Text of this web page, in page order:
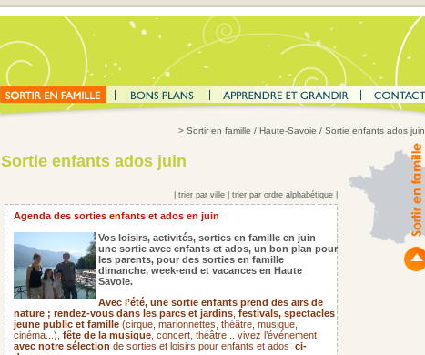
> Sortir en famille / Haute-Savoie / Sortie enfants ados juin
Sortie enfants ados juin
trier par ville trier par ordre alphabétique
Agenda des sorties enfants et ados en juin
Vos loisirs, activités, sorties en famille en juin
une sortie avec enfants et ados, un bon plan pour
les parents, pour des sorties en famille
dimanche, week-end et vacances en Haute
Savoie.
Avec l’été, une sortie enfants prend des airs de
nature ; rendez-vous dans les parcs et jardins festivals, spectacles
jeune public et famille (cirque, marionnettes, théâtre, musique,
cinéma...), fête de la musique , concert, théâtre... vivez l’événement
avec notre sélection de sorties et loisirs pour enfants et ados ci-